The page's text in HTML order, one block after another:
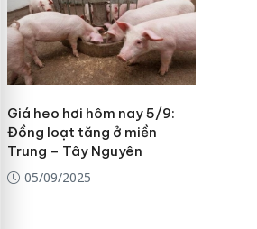
Giá heo hơi hôm nay 5/9:
Đồng loạt tăng ở miền
Trung – Tây Nguyên
05/09/2025